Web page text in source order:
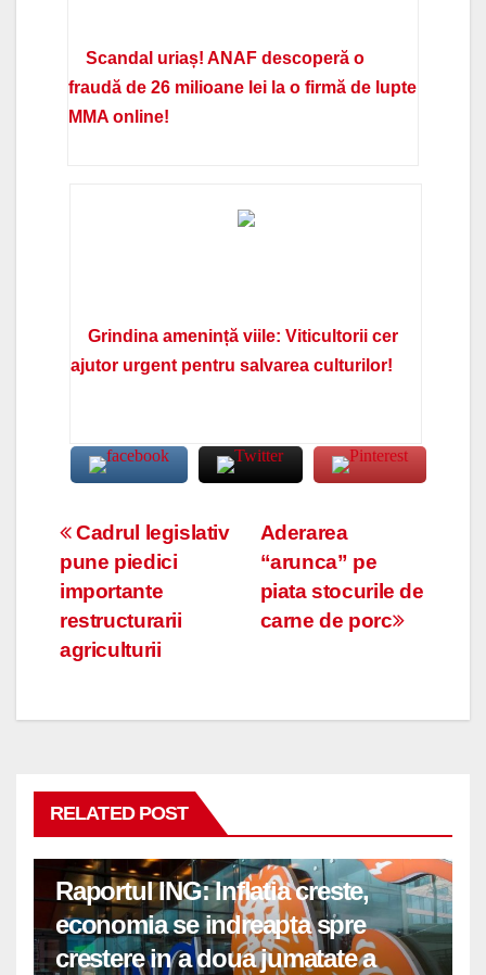
Scandal uriaș! ANAF descoperă o
fraudă de 26 milioane lei la o firmă de lupte
MMA online!
Grindina amenință viile: Viticultorii cer
ajutor urgent pentru salvarea culturilor!
Navigare
în
articole
Aderarea
“arunca” pe
piata stocurile de
carne de porc
Cadrul legislativ
pune piedici
importante
restructurarii
agriculturii
RELATED POST
Raportul ING: Inflatia creste,
economia se indreapta spre
crestere in a doua jumatate a